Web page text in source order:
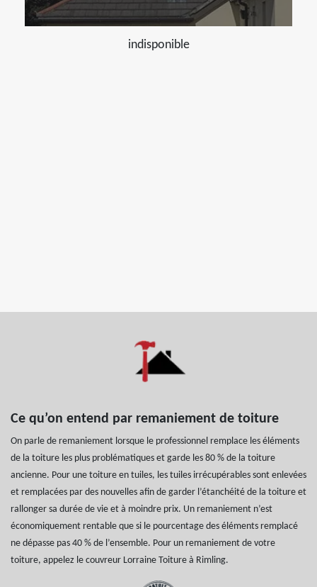
indisponible
Ce qu’on entend par remaniement de toiture
On parle de remaniement lorsque le professionnel remplace les éléments
de la toiture les plus problématiques et garde les 80 % de la toiture
ancienne. Pour une toiture en tuiles, les tuiles irrécupérables sont enlevées
et remplacées par des nouvelles afin de garder l’étanchéité de la toiture et
rallonger sa durée de vie et à moindre prix. Un remaniement n’est
économiquement rentable que si le pourcentage des éléments remplacé
ne dépasse pas 40 % de l’ensemble. Pour un remaniement de votre
toiture, appelez le couvreur Lorraine Toiture à Rimling.